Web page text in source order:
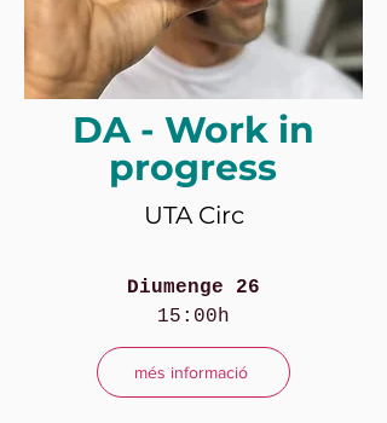
UTA Circ
DA - Work in
progress
Diumenge 26
15:00h
més informació